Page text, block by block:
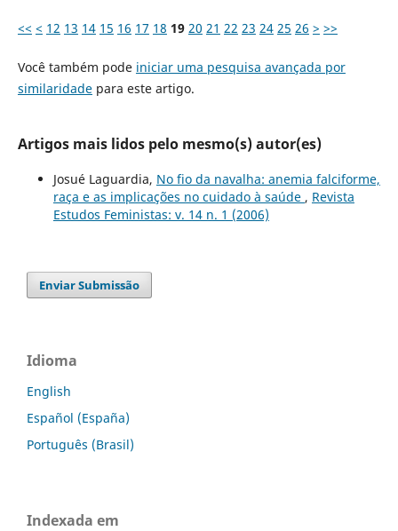
<< < 12 13 14 15 16 17 18 19 20 21 22 23 24 25 26 > >>
Você também pode iniciar uma pesquisa avançada por
similaridadepara este artigo.
Artigos mais lidos pelo mesmo(s) autor(es)
Josué Laguardia, No fio da navalha: anemia falciforme,
raça e as implicações no cuidado à saúde , Revista
Estudos Feministas: v. 14 n. 1 (2006)
Enviar Submissão
Idioma
English
Español (España)
Português (Brasil)
Indexada em